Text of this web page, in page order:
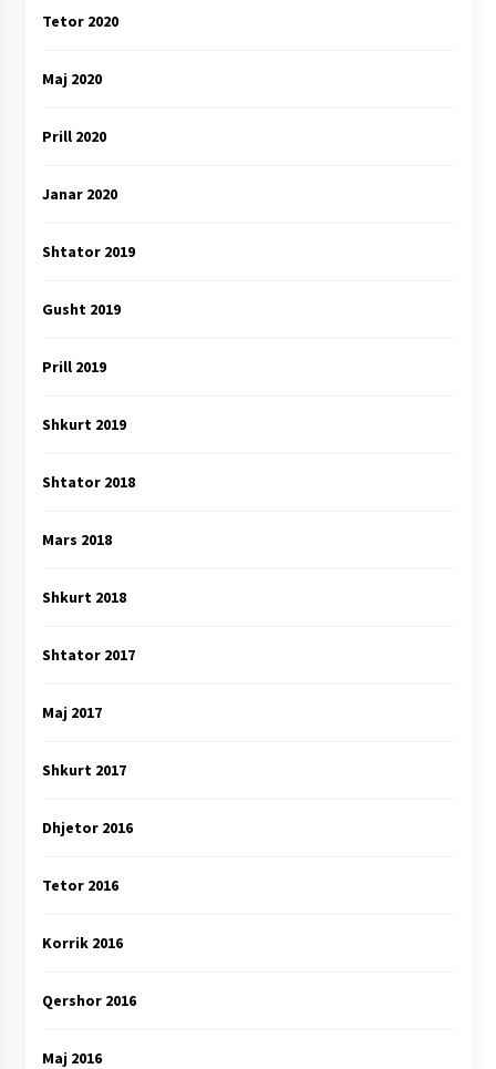
Tetor 2020
Maj 2020
Prill 2020
Janar 2020
Shtator 2019
Gusht 2019
Prill 2019
Shkurt 2019
Shtator 2018
Mars 2018
Shkurt 2018
Shtator 2017
Maj 2017
Shkurt 2017
Dhjetor 2016
Tetor 2016
Korrik 2016
Qershor 2016
Maj 2016